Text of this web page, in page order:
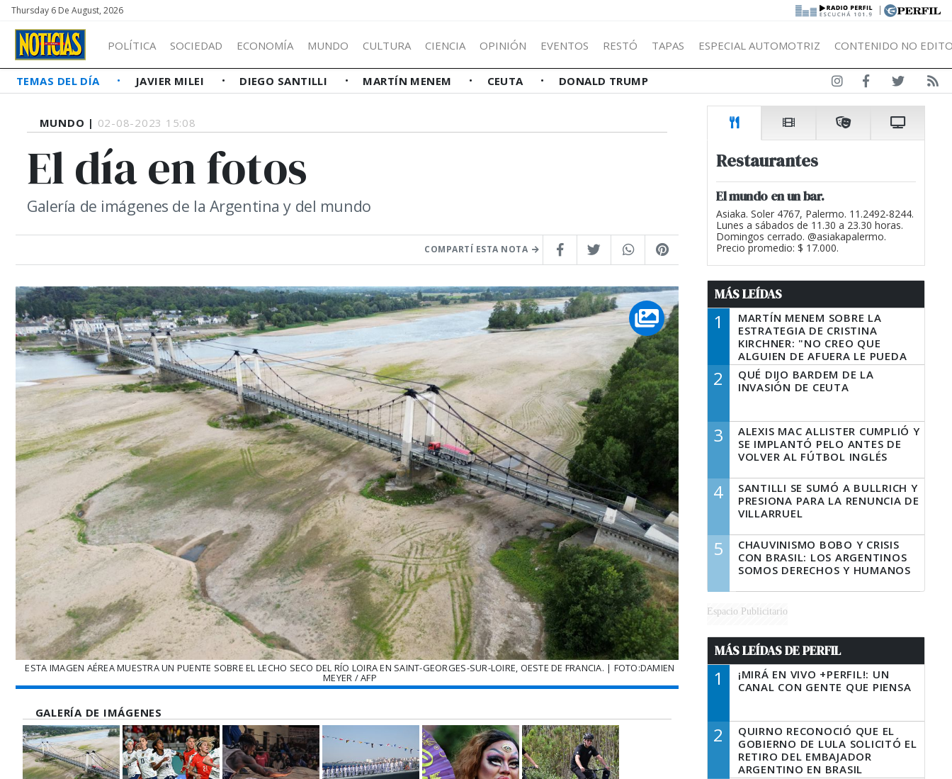
Thursday 6 De August, 2026 |
POLÍTICA SOCIEDAD ECONOMÍA MUNDO CULTURA CIENCIA OPINIÓN EVENTOS RESTÓ TAPAS ESPECIAL AUTOMOTRIZ CONTENIDO NO
TEMAS DEL DÍA JAVIER MILEI DIEGO SANTILLI MARTÍN MENEM CEUTA DONALD TRUMP
MUNDO | 02-08-2023 15:08
El día en fotos
Galería de imágenes de la Argentina y del mundo
COMPARTÍ ESTA NOTA
ESTA IMAGEN AÉREA MUESTRA UN PUENTE SOBRE EL LECHO SECO DEL RÍO LOIRA EN SAINT-GEORGES-SUR-LOIRE, OESTE DE FRANCIA. | FOTO:DAMIEN
MEYER / AFP
GALERÍA DE IMÁGENES
Restaurantes
El mundo en un bar.
Asiaka. Soler 4767, Palermo. 11.2492-8244.
Lunes a sábados de 11.30 a 23.30 horas.
Domingos cerrado. @asiakapalermo.
Precio promedio: $ 17.000.
MÁS LEÍDAS
1
MARTÍN MENEM SOBRE LA
ESTRATEGIA DE CRISTINA
KIRCHNER: "NO CREO QUE
ALGUIEN DE AFUERA LE PUEDA
DECIR A LA JUSTICIA LO QUE
TIENE QUE HACER"
2
QUÉ DIJO BARDEM DE LA
INVASIÓN DE CEUTA
3
ALEXIS MAC ALLISTER CUMPLIÓ Y
SE IMPLANTÓ PELO ANTES DE
VOLVER AL FÚTBOL INGLÉS
4
SANTILLI SE SUMÓ A BULLRICH Y
PRESIONA PARA LA RENUNCIA DE
VILLARRUEL
5
CHAUVINISMO BOBO Y CRISIS
CON BRASIL: LOS ARGENTINOS
SOMOS DERECHOS Y HUMANOS
Espacio Publicitario
MÁS LEÍDAS DE PERFIL
1
¡MIRÁ EN VIVO +PERFIL!: UN
CANAL CON GENTE QUE PIENSA
2
QUIRNO RECONOCIÓ QUE EL
GOBIERNO DE LULA SOLICITÓ EL
RETIRO DEL EMBAJADOR
ARGENTINO EN BRASIL